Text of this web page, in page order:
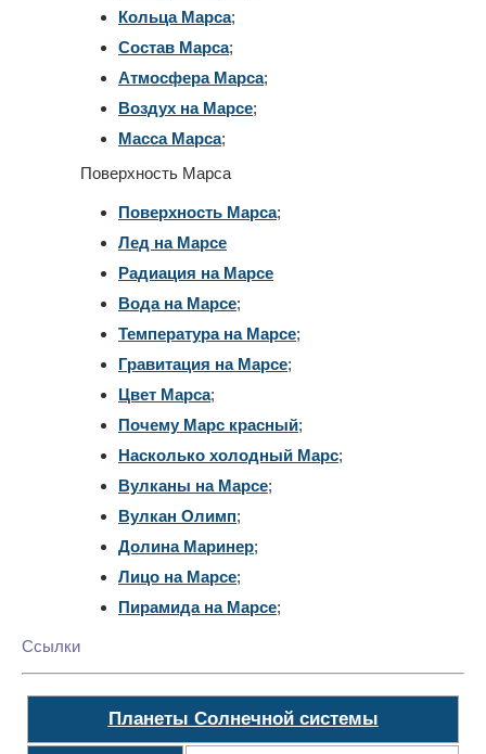
Кольца Марса;
Состав Марса;
Атмосфера Марса;
Воздух на Марсе;
Масса Марса;
Поверхность Марса
Поверхность Марса;
Лед на Марсе
Радиация на Марсе
Вода на Марсе;
Температура на Марсе;
Гравитация на Марсе;
Цвет Марса;
Почему Марс красный;
Насколько холодный Марс;
Вулканы на Марсе;
Вулкан Олимп;
Долина Маринер;
Лицо на Марсе;
Пирамида на Марсе;
Ссылки
Планеты Солнечной системы